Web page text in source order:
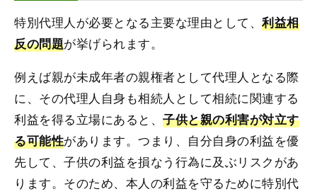
特別代理人が必要となる主要な理由として、利益相
反の問題が挙げられます。
例えば親が未成年者の親権者として代理人となる際
に、その代理人自身も相続人として相続に関連する
利益を得る立場にあると、子供と親の利害が対立す
る可能性があります。つまり、自分自身の利益を優
先して、子供の利益を損なう行為に及ぶリスクがあ
ります。そのため、本人の利益を守るために特別代